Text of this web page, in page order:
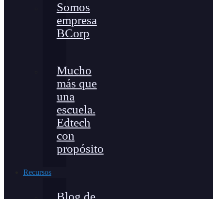
Somos
empresa
BCorp
Mucho
más que
una
escuela.
Edtech
con
propósito
Recursos
Blog de